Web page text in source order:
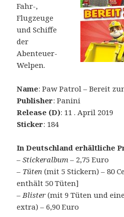
Fahr-,
Flugzeuge
und Schiffe
der
Abenteuer-
Welpen.
Name: Paw Patrol – Bereit
Publisher: Panini
Release (D): 11 . April 2019
Sticker: 184
In Deutschland erhältliche
–Stickeralbum – 2,75 Euro
– Tüten (mit 5 Stickern) – 80
enthält 50 Tüten]
–Blister (mit 9 Tüten und
extra) – 6,90 Euro